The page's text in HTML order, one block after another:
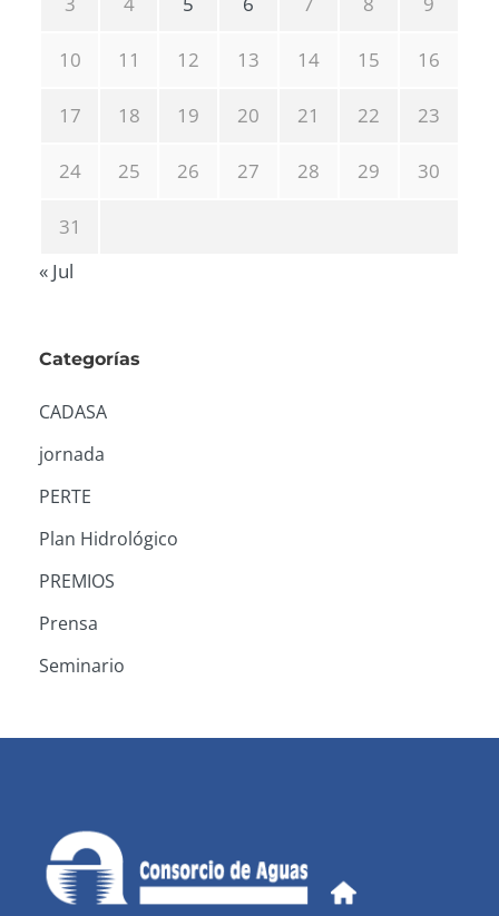
10 11 12 13 14 15 16
17 18 19 20 21 22 23
24 25 26 27 28 29 30
31
« Jul
Categorías
CADASA
jornada
PERTE
Plan Hidrológico
PREMIOS
Prensa
Seminario